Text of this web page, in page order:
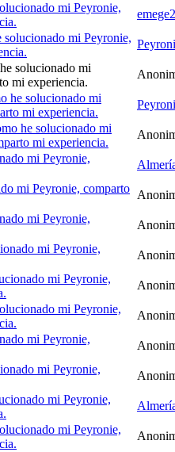
mi Peyronie,
solucionado mi Peyronie,
solucionado mi
mi experiencia.
he solucionado mi
mi experiencia.
he solucionado mi
mi experiencia.
mi Peyronie,
mi Peyronie, comparto
mi Peyronie,
mi Peyronie,
mi Peyronie,
mi Peyronie,
mi Peyronie,
mi Peyronie,
mi Peyronie,
mi Peyronie,